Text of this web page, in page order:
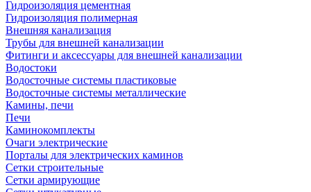
Гидроизоляция цементная
Гидроизоляция полимерная
Внешняя канализация
Трубы для внешней канализации
Фитинги и аксессуары для внешней канализации
Водостоки
Водосточные системы пластиковые
Водосточные системы металлические
Камины, печи
Печи
Каминокомплекты
Очаги электрические
Порталы для электрических каминов
Сетки строительные
Сетки армирующие